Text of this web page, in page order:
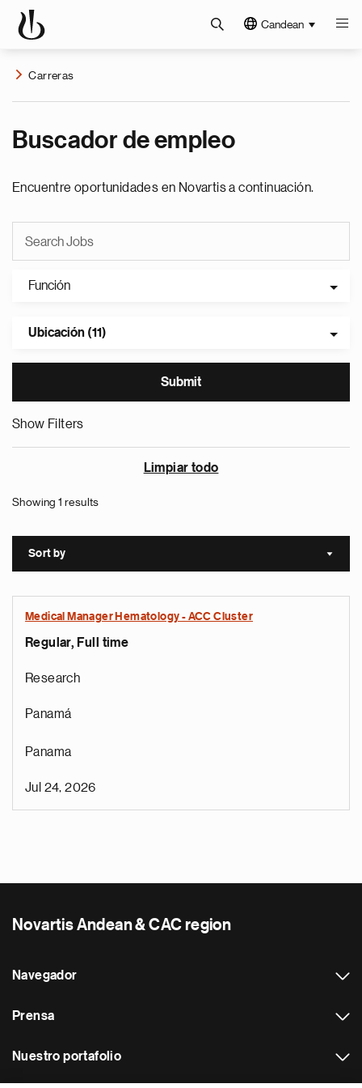
Candean
Carreras
Buscador de empleo
Encuentre oportunidades en Novartis a continuación.
Función
Ubicación (11)
Show Filters
Limpiar todo
Showing 1 results
Sort by Sort
Medical Manager Hematology - ACC Cluster
Regular, Full time
Research
Panamá
Panama
Jul 24, 2026
Novartis Andean & CAC region
Navegador
Prensa
Nuestro portafolio